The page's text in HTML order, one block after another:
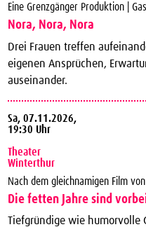
Eine Grenzgänger Produktion |
Nora, Nora, Nora
Drei Frauen treffen
eigenen Ansprüchen,
auseinander.
Sa,07.11.2026,
19:30 Uhr
Theater
Winterthur
Nach dem gleichnamigen Film
Die fetten Jahre sind
Tiefgründige wie humorvolle